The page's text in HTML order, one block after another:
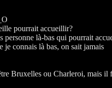
pourrait accueillir?
personne là-bas qui pourrait
je connais là bas, on sait jamais
Bruxelles ou Charleroi, mais il